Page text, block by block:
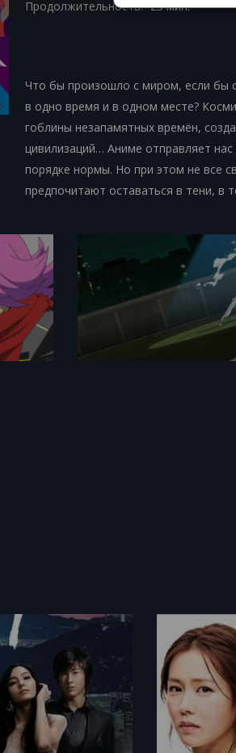
Продолжительность: 25 мин.
Что бы произошло с миром, если бы
в одно время и в одном месте?
гоблины незапамятных времён,
цивилизаций… Аниме отправляет
порядке нормы. Но при этом не все
предпочитают оставаться в тени, в